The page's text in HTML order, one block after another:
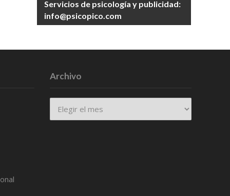
Servicios de psicología y publicidad:
info@psicopico.com
Archivo